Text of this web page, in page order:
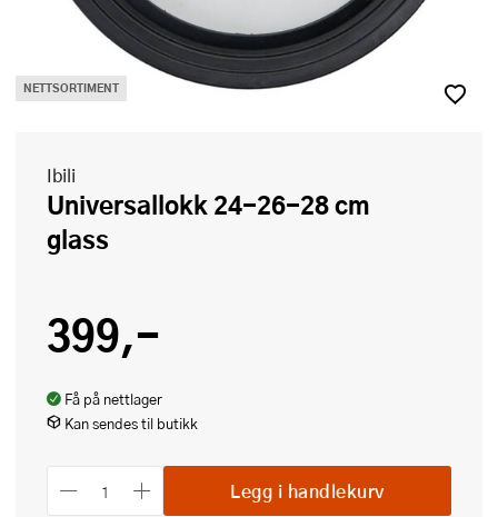
NETTSORTIMENT
Ibili
Universallokk 24-26-28 cm
glass
399,-
Få på nettlager
Kan sendes til butikk
Legg i handlekurv